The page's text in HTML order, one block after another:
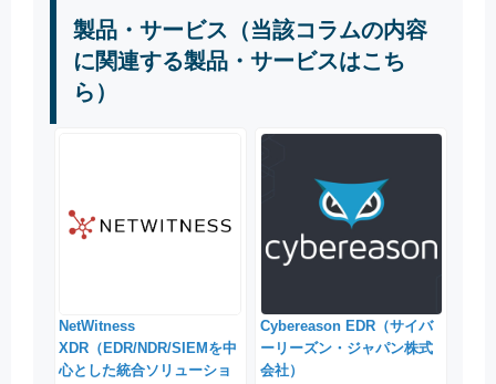
製品・サービス（当該コラムの内容
に関連する製品・サービスはこち
ら）
NetWitness
XDR（EDR/NDR/SIEMを中
心とした統合ソリューショ
Cybereason EDR（サイバ
ーリーズン・ジャパン株式
会社）